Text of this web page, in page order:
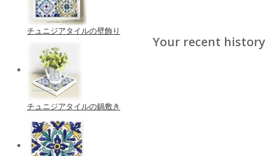
Your recent history
チュニジアタイルの壁飾り
チュニジアタイルの鍋敷き